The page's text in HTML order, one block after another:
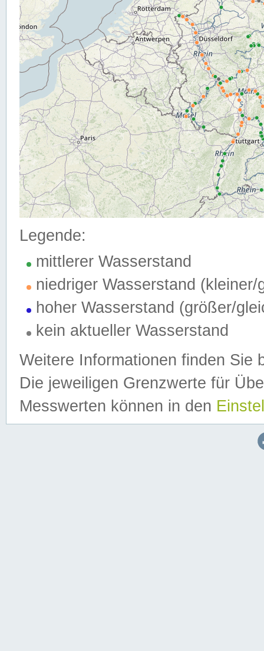
Legende:
mittlerer Wasserstand
niedriger Wasserstand (kleiner/
hoher Wasserstand (größer/
kein aktueller Wasserstand
Weitere Informationen finden Sie
Die jeweiligen Grenzwerte für
Messwerten können in den